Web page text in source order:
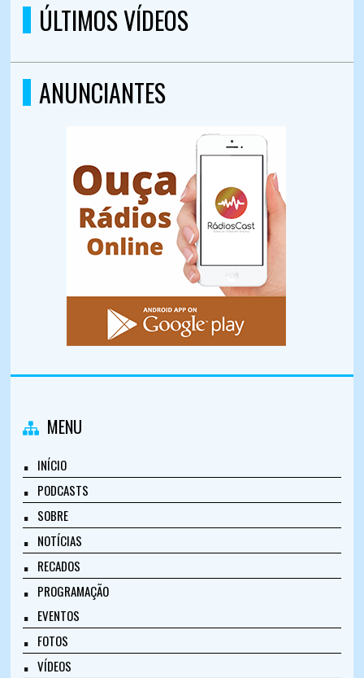
ÚLTIMOS VÍDEOS
ANUNCIANTES
MENU
INÍCIO
PODCASTS
SOBRE
NOTÍCIAS
RECADOS
PROGRAMAÇÃO
EVENTOS
FOTOS
VÍDEOS